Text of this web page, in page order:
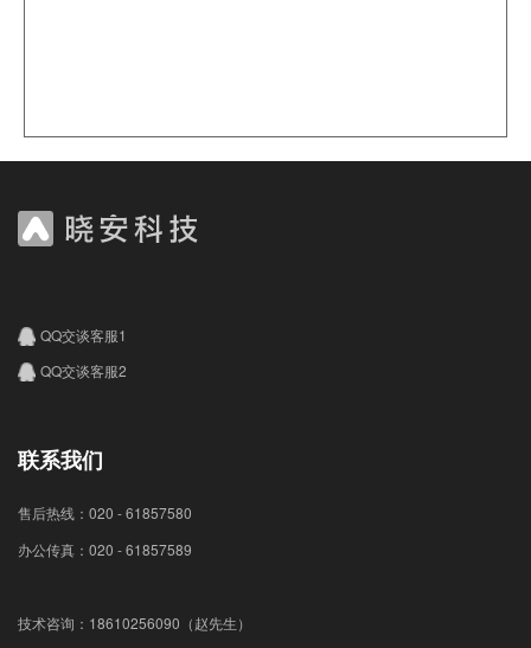
QQ交谈客服1
QQ交谈客服2
联系我们
售后热线：020 - 61857580
办公传真：020 - 61857589
技术咨询：18610256090（赵先生）